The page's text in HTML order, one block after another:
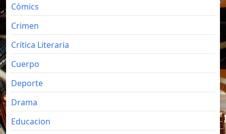
Cómics
Crimen
Crítica Literaria
Cuerpo
Deporte
Drama
Educacion